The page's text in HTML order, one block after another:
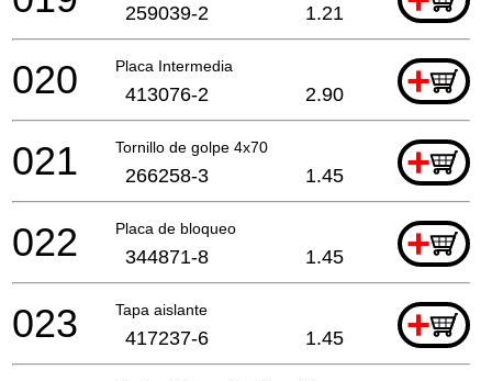
259039-2 1.21
Placa Intermedia +
020 413076-2 2.90
Tornillo de golpe 4x70 +
021 266258-3 1.45
Placa de bloqueo +
022 344871-8 1.45
Tapa aislante +
023 417237-6 1.45